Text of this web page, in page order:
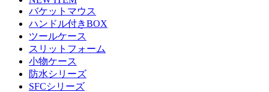
バケットマウス
ハンドル付きBOX
ツールケース
スリットフォーム
小物ケース
防水シリーズ
SFCシリーズ